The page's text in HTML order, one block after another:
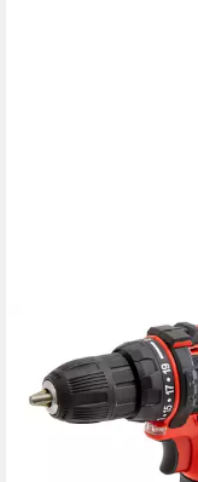
Akku-Schrauber
Akku und Ladegerät,
Rechts-/Linkslauf
lieferbar - in 3-4